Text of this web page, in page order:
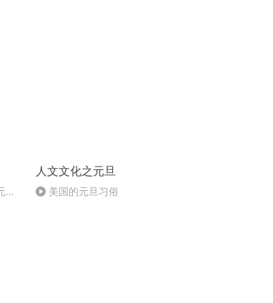
旦
人文文化之元旦
美国的元旦习俗